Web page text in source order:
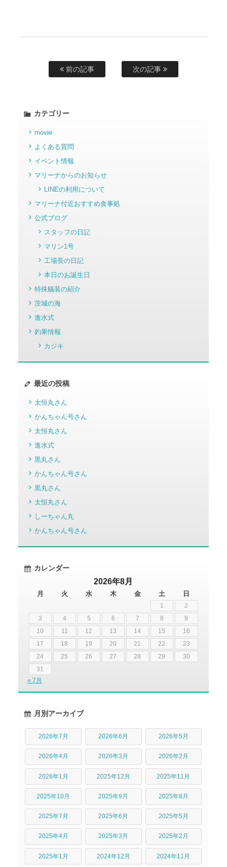
前の記事 次の記事
カテゴリー
movie
よくある質問
イベント情報
マリーナからのお知らせ
LINEの利用について
マリーナ付近おすすめ食事処
公式ブログ
スタッフの日記
マリン1号
工場長の日記
本日のお誕生日
特殊艤装の紹介
茨城の海
進水式
釣果情報
カジキ
最近の投稿
太恒丸さん
かんちゃん号さん
太恒丸さん
進水式
黒丸さん
かんちゃん号さん
黒丸さん
太恒丸さん
しーちゃん丸
かんちゃん号さん
カレンダー
2026年8月
月 火 水 木 金 土 日
1
2
3
4 5 6 7 8
9
10
11 12 13 14 15
16
17
18 19 20 21 22
23
24
25 26 27 28 29
30
31
« 7月
月別アーカイブ
2026年7月 2026年6月 2026年5月
2026年4月 2026年3月 2026年2月
2026年1月 2025年12月 2025年11月
2025年10月 2025年9月 2025年8月
2025年7月 2025年6月 2025年5月
2025年4月 2025年3月 2025年2月
2025年1月 2024年12月 2024年11月